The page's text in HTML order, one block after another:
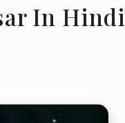
In Hindi